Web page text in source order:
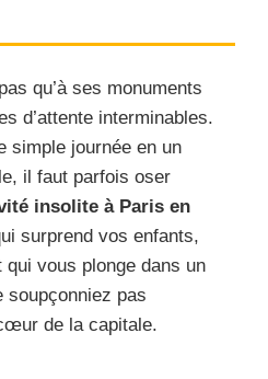
qu’à ses monuments
d’attente interminables.
simple journée en un
il faut parfois oser
insolite à Paris en
surprend vos enfants,
vous plonge dans un
soupçonniez pas
de la capitale.